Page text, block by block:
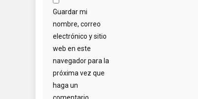
Guardar mi
nombre, correo
electrónico y sitio
web en este
navegador para la
próxima vez que
haga un